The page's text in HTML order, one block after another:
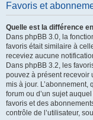
Favoris et
Quelle est la différence
Dans phpBB 3.0, la
favoris était similaire à
receviez aucune
Dans phpBB 3.2, les
pouvez à présent recevoir
mis à jour. L’abonnement,
forum ou d’un sujet
favoris et des
contrôle de l’utilisateur,